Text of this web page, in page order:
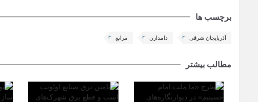
برچسب ها
آذربایجان شرقی دامدارن مراتع
مطالب بیشتر